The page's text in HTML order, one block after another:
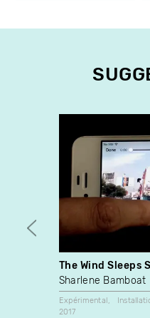
The Wind Sleeps
Sharlene Bamboat
Expérimental
2017